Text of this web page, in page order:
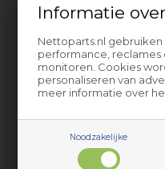
Informatie
Nettoparts.nl
performance, reclames
monitoren. Cookies
personaliseren van
meer informatie over
Noodzakelijke
Regenereerventiel